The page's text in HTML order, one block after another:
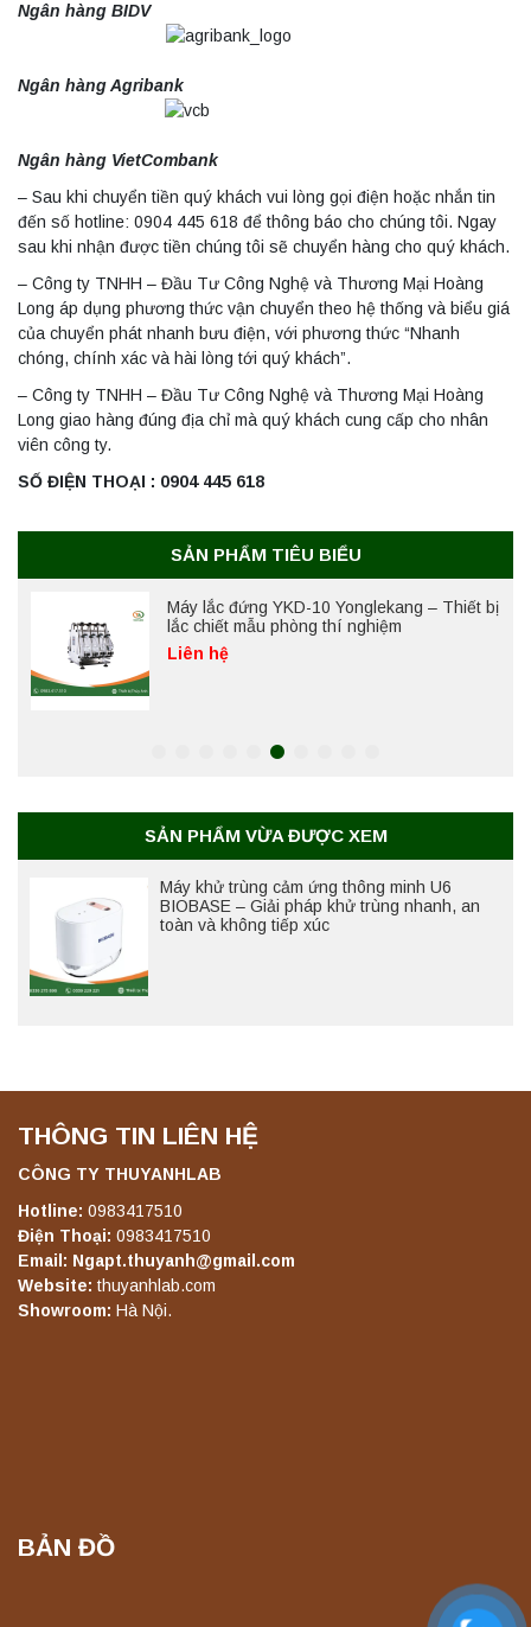
Ngân hàng BIDV
Ngân hàng Agribank
Ngân hàng VietCombank
– Sau khi chuyển tiền quý khách vui lòng gọi điện hoặc nhắn tin
đến số hotline: 0904 445 618 để thông báo cho chúng tôi. Ngay
sau khi nhận được tiền chúng tôi sẽ chuyển hàng cho quý khách.
– Công ty TNHH – Đầu Tư Công Nghệ và Thương Mại Hoàng
Long áp dụng phương thức vận chuyển theo hệ thống và biểu giá
của chuyển phát nhanh bưu điện, với phương thức “Nhanh
chóng, chính xác và hài lòng tới quý khách”.
– Công ty TNHH – Đầu Tư Công Nghệ và Thương Mại Hoàng
Long giao hàng đúng địa chỉ mà quý khách cung cấp cho nhân
viên công ty.
SỐ ĐIỆN THOẠI : 0904 445 618
SẢN PHẨM TIÊU BIỂU
nghiệm
Liên hệ
Máy lắc đứng YKD-04 Yonglekang – Thiết bị
lắc chiết mẫu phòng thí nghiệm
Liên hệ
Máy lắc đứng YKD-06 Yonglekang – Thiết bị
lắc chiết mẫu phòng thí nghiệm
lắc chiết mẫu phòng thí nghiệm
Máy lắc đứng YKD-10 Yonglekang – Thiết bị
lắc chiết mẫu phòng thí nghiệm
Liên hệ
Máy chưng cất tự động YDL-06 Yonglekang
chính hãng – Thiết bị chưng cất mẫu nước
Liên hệ
Máy chưng cất tự động YDL-08 Yonglekang
chính hãng – Thiết bị chưng cất mẫu nước
phòng thí nghiệm
Yonglekang – Máy ly tâm phòng thí nghiệm
Liên hệ
(50 Lít) – Giải pháp tiệt trùng hiệu quả
SẢN PHẨM VỪA ĐƯỢC XEM
Máy khử trùng cảm ứng thông minh U6
BIOBASE – Giải pháp khử trùng nhanh, an
toàn và không tiếp xúc
THÔNG TIN LIÊN HỆ
CÔNG TY THUYANHLAB
Hotline: 0983417510
Điện Thoại: 0983417510
Email: Ngapt.thuyanh@gmail.com
Website: thuyanhlab.com
Showroom: Hà Nội.
BẢN ĐỒ